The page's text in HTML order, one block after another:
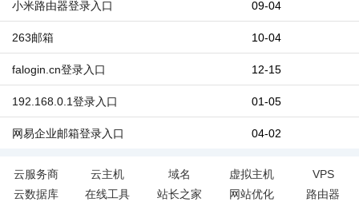
09-04
小米路由器登录入口
10-04
263邮箱
12-15
falogin.cn登录入口
01-05
192.168.0.1登录入口
04-02
网易企业邮箱登录入口
云服务商 云主机 域名 虚拟主机
VPS
云数据库
在线工具 站长之家 网站优化 路由器